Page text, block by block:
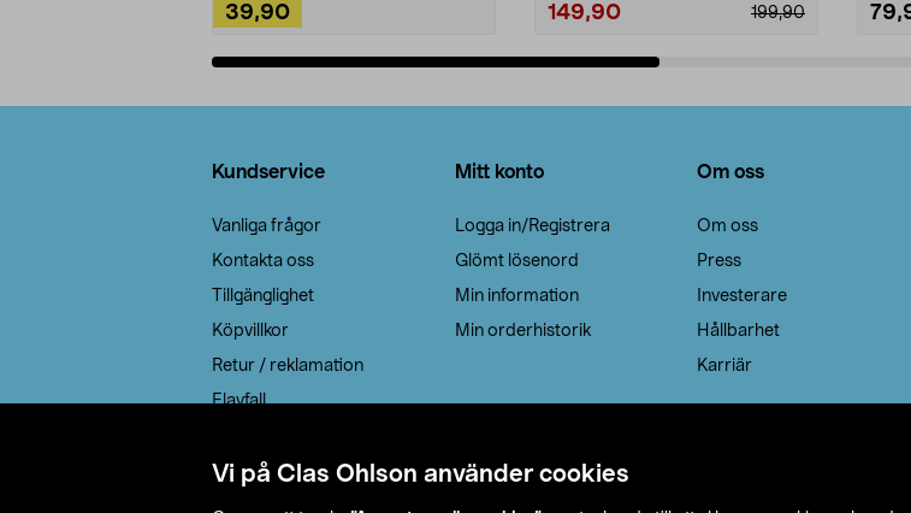
Vi på Clas Ohlson använder cookies
39,90 199,90
149,90
Kundservice
Vanliga frågor
Kontakta oss
Tillgänglighet
Köpvillkor
Retur / reklamation
Elavfall
Leveransalternativ
Mitt konto
Logga in/Registrera
Glömt lösenord
Min information
Min orderhistorik
Om oss
Om oss
Press
Investerare
Hållbarhet
Karriär